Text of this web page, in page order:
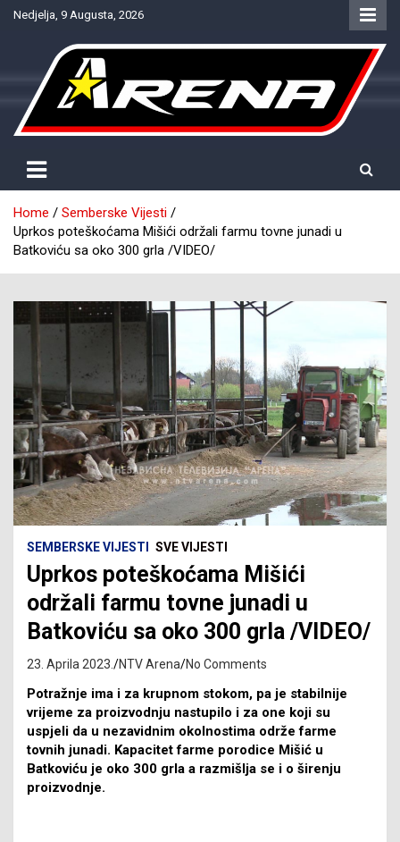
SkipNedjelja, 9 Augusta, 2026
NTV Arena
Home
Semberske Vijesti
Uprkos poteškoćama Mišići održali farmu tovne junadi u
Batkoviću sa oko 300 grla /VIDEO/
SEMBERSKE VIJESTI SVE VIJESTI
Uprkos poteškoćama Mišići
održali farmu tovne junadi u
Batkoviću sa oko 300 grla /VIDEO/
23. Aprila 2023. NTV Arena No Comments
Potražnje ima i za krupnom stokom, pa je stabilnije
vrijeme za proizvodnju nastupilo i za one koji su
uspjeli da u nezavidnim okolnostima održe farme
tovnih junadi. Kapacitet farme porodice Mišić u
Batkoviću je oko 300 grla a razmišlja se i o širenju
proizvodnje.